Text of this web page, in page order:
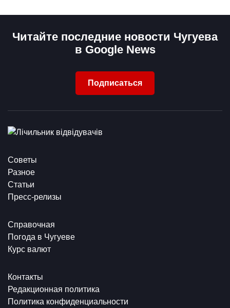
Читайте последние новости Чугуева
в Google News
Подписаться
Советы
Разное
Статьи
Пресс-релизы
Справочная
Погода в Чугуеве
Курс валют
Контакты
Редакционная политика
Политика конфиденциальности